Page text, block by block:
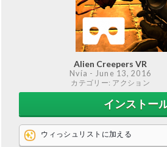
Alien Creepers VR
Nvía - June 13, 2016
カテゴリー: アクション
インストー
ウィっシュリストに加える